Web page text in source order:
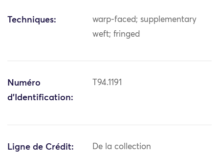
Techniques:
warp-faced; supplementary
weft; fringed
Numéro
d'Identification:
T94.1191
Ligne de Crédit:
De la collection